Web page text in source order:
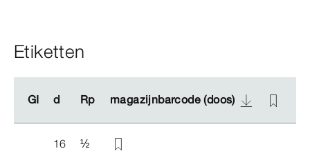
Etiketten
GI d Rp magazijnbarcode (doos)
GI d Rp magazijnbarcode (doos)
16 ½